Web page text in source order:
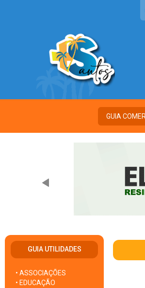
GUIA UTILIDADES
• ASSOCIAÇÕES
• EDUCAÇÃO